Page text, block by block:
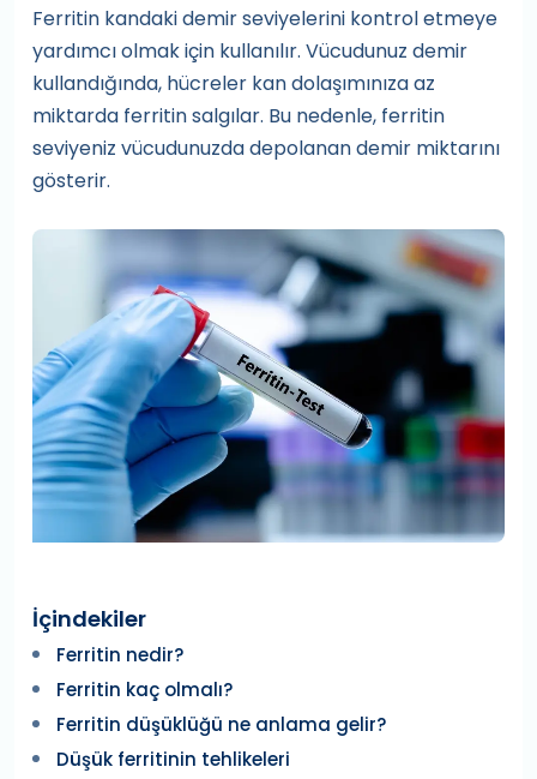
Ferritin kandaki demir seviyelerini kontrol etmeye
yardımcı olmak için kullanılır. Vücudunuz demir
kullandığında, hücreler kan dolaşımınıza az
miktarda ferritin salgılar. Bu nedenle, ferritin
seviyeniz vücudunuzda depolanan demir miktarını
gösterir.
İçindekiler
Ferritin nedir?
Ferritin kaç olmalı?
Ferritin düşüklüğü ne anlama gelir?
Düşük ferritinin tehlikeleri